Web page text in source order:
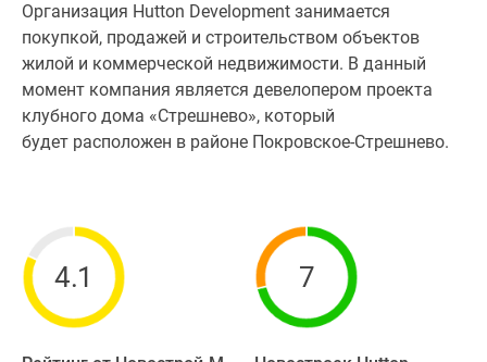
Организация Hutton Development занимается
покупкой, продажей и строительством объектов
жилой и коммерческой недвижимости. В данный
момент компания является девелопером проекта
клубного дома «Стрешнево», который
будет расположен в районе Покровское-Стрешнево.
4.1 7